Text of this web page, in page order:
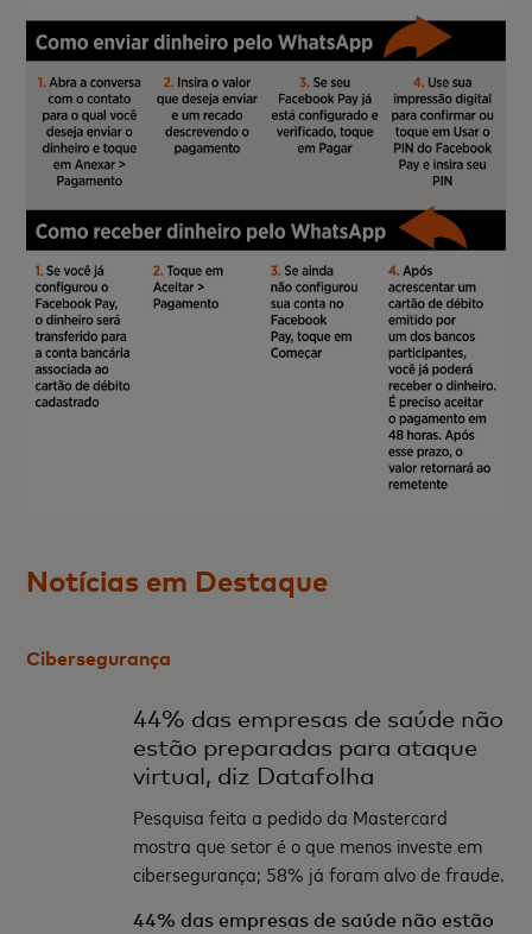
Notícias em Destaque
Cibersegurança
44% das empresas de saúde não
estão preparadas para ataque
virtual, diz Datafolha
Pesquisa feita a pedido da Mastercard
mostra que setor é o que menos investe em
cibersegurança; 58% já foram alvo de fraude.
44% das empresas de saúde não estão